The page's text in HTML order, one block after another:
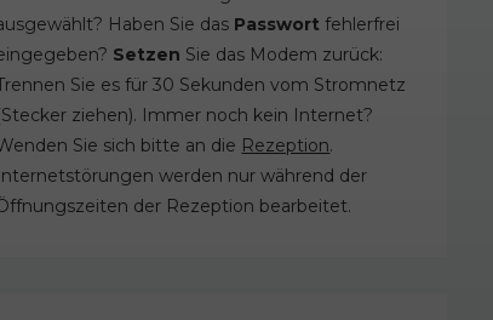
Haben Sie das Passwortfehlerfrei
Setzen Sie das Modem zurück:
Sie es für 30 Sekunden vom Stromnetz
ziehen). Immer noch kein Internet?
Sie sich bitte an die Rezeption.
Internetstörungen werden nur während der
der Rezeption bearbeitet.